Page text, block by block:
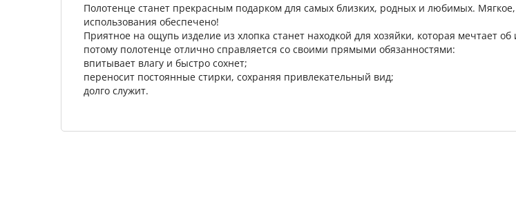
Полотенце станет прекрасным подарком для самых близких, родных и любимых.
использования обеспечено!
Приятное на ощупь изделие из хлопка станет находкой для хозяйки, которая мечтает
потому полотенце отлично справляется со своими прямыми обязанностями:
впитывает влагу и быстро сохнет;
переносит постоянные стирки, сохраняя привлекательный вид;
долго служит.